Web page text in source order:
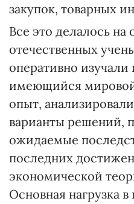
закупок, товарных
Все это делалось на
отечественных
оперативно
имеющийся
опыт,
варианты решений,
ожидаемые
последних
экономической
Основная нагрузка